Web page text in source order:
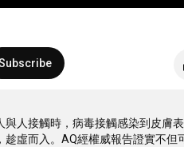
人接觸時，病毒接觸感染到皮膚
虛而入。AQ經權威報告證實不但